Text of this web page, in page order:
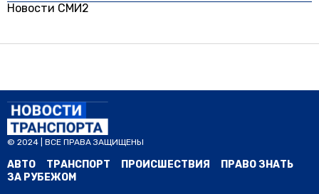
Новости СМИ2
© 2024 | ВСЕ ПРАВА ЗАЩИЩЕНЫ
АВТО ТРАНСПОРТ ПРОИСШЕСТВИЯ
ПРАВО ЗНАТЬ
ЗА РУБЕЖОМ